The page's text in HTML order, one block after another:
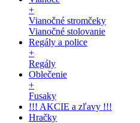
+
Vianočné stromčeky
Vianočné stolovanie
Regály a police
+
Regály
Oblečenie
+
Fusaky
!!! AKCIE a zľavy !!!
Hračky